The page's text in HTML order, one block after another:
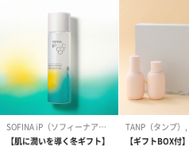
コットン巾着 【誕生
日】（グレー）M（550
日】（
ク）M
生花
生花のブーケを同梱します。